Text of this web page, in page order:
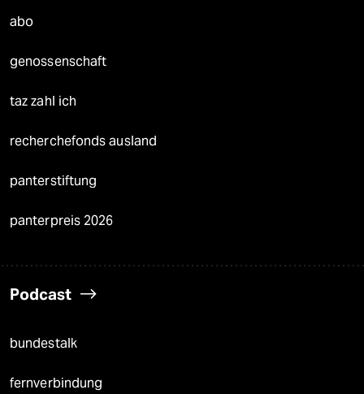
abo
genossenschaft
taz zahl ich
recherchefonds ausland
panterstiftung
panterpreis 2026
Podcast
bundestalk
fernverbindung